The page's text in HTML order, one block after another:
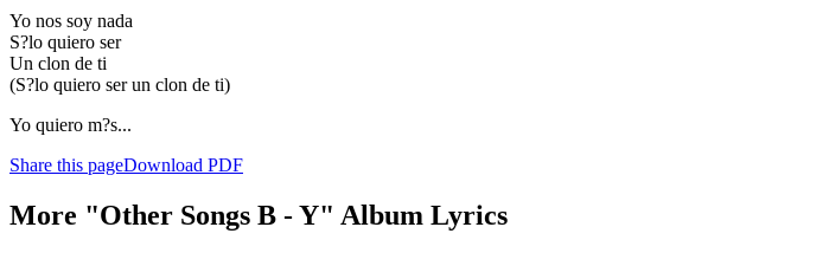
Yo nos soy nada
S?lo quiero ser
Un clon de ti
(S?lo quiero ser un clon de ti)
Yo quiero m?s...
Share this pageDownload PDF
More "Other Songs B - Y" Album Lyrics